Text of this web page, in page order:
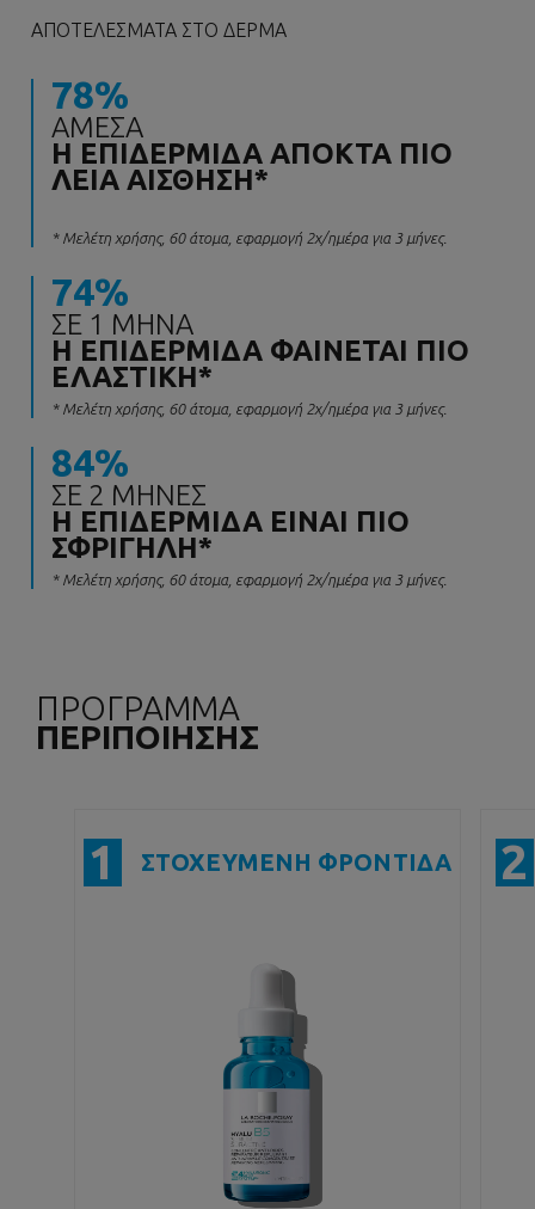
ΑΠΟΤΕΛΕΣΜΑΤΑ ΣΤΟ ΔΕΡΜΑ
78%
ΆΜΕΣΑ
Η ΕΠΙΔΕΡΜΊΔΑ ΑΠΟΚΤΆ ΠΙΟ
ΛΕΊΑ ΑΊΣΘΗΣΗ*
* Μελέτη χρήσης, 60 άτομα, εφαρμογή 2x/ημέρα για 3 μήνες.
74%
ΣΕ 1 ΜΉΝΑ
Η ΕΠΙΔΕΡΜΊΔΑ ΦΑΊΝΕΤΑΙ ΠΙΟ
ΕΛΑΣΤΙΚΉ*
* Μελέτη χρήσης, 60 άτομα, εφαρμογή 2x/ημέρα για 3 μήνες.
84%
ΣΕ 2 ΜΉΝΕΣ
Η ΕΠΙΔΕΡΜΊΔΑ ΕΊΝΑΙ ΠΙΟ
ΣΦΡΙΓΗΛΉ*
* Μελέτη χρήσης, 60 άτομα, εφαρμογή 2x/ημέρα για 3 μήνες.
ΠΡΟΓΡΑΜΜΑ
ΠΕΡΙΠΟΙΗΣΗΣ
1 ΣΤΟΧΕΥΜΕΝΗ ΦΡΟΝΤΙΔΑ 2